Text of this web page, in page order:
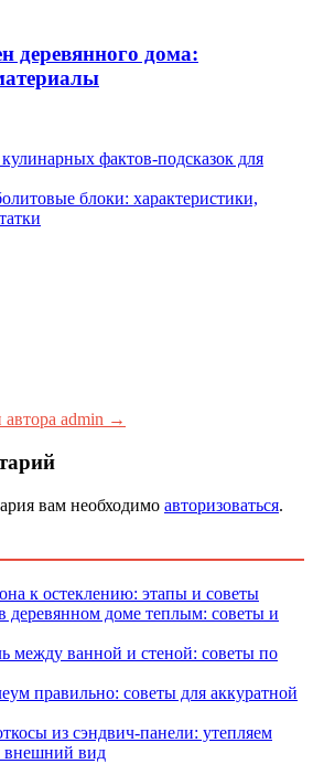
деревянного дома:
кулинарных фактов-подсказок для
блоки: характеристики,
автора admin →
вам необходимо авторизоваться.
к остеклению: этапы и советы
деревянном доме теплым: советы и
между ванной и стеной: советы по
правильно: советы для аккуратной
из сэндвич-панели: утепляем
внешний вид